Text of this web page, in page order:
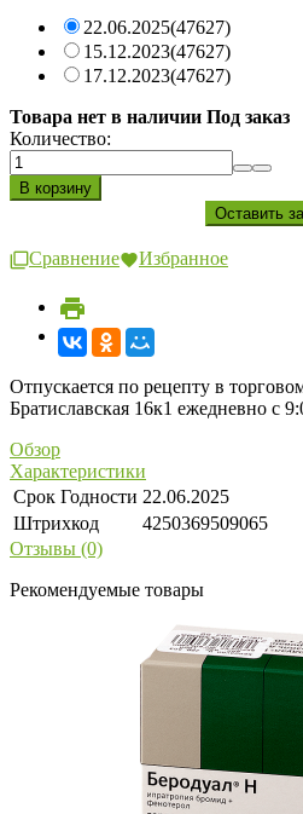
22.06.2025(47627)
15.12.2023(47627)
17.12.2023(47627)
Товара нет в наличии Под заказ
Количество:
Сравнение Избранное
Отпускается по рецепту в
Братиславская 16к1 ежедневно с
Обзор
Характеристики
Срок Годности 22.06.2025
Штрихкод
4250369509065
Отзывы (0)
Рекомендуемые товары